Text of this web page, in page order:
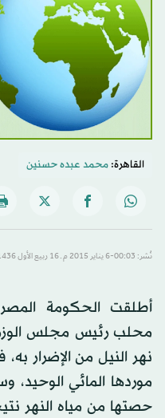
القاهرة:محمد عبده حسنين
نُشر: 00:03-6 يناير 2015 م ـ 16 ربيع الأول 1436 هـ
أطلقت الحكومة
محلب رئيس مجلس
نهر النيل من الإضرار
موردها المائي
حصتها من مياه النهر